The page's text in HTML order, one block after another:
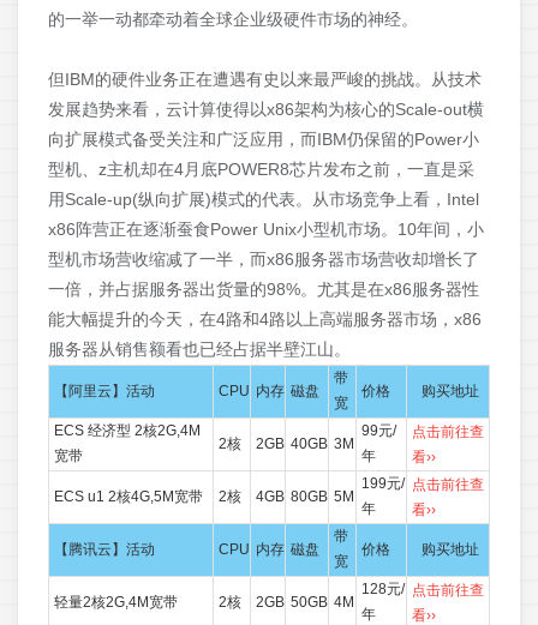
的一举一动都牵动着全球企业级硬件市场的神经。
但IBM的硬件业务正在遭遇有史以来最严峻的挑战。从技术
发展趋势来看，云计算使得以x86架构为核心的Scale-out横
向扩展模式备受关注和广泛应用，而IBM仍保留的Power小
型机、z主机却在4月底POWER8芯片发布之前，一直是采
用Scale-up(纵向扩展)模式的代表。从市场竞争上看，Intel
x86阵营正在逐渐蚕食Power Unix小型机市场。10年间，小
型机市场营收缩减了一半，而x86服务器市场营收却增长了
一倍，并占据服务器出货量的98%。尤其是在x86服务器性
能大幅提升的今天，在4路和4路以上高端服务器市场，x86
服务器从销售额看也已经占据半壁江山。
【阿里云】活动 CPU 内存 磁盘
带
宽
价格 购买地址
ECS 经济型 2核2G,4M
宽带
2核 2GB 40GB 3M
99元/
年
点击前往查
看››
ECS u1 2核4G,5M宽带 2核 4GB 80GB 5M
199元/
年
点击前往查
看››
【腾讯云】活动 CPU 内存 磁盘
带
宽
价格 购买地址
轻量2核2G,4M宽带 2核 2GB 50GB 4M
128元/
年
点击前往查
看››